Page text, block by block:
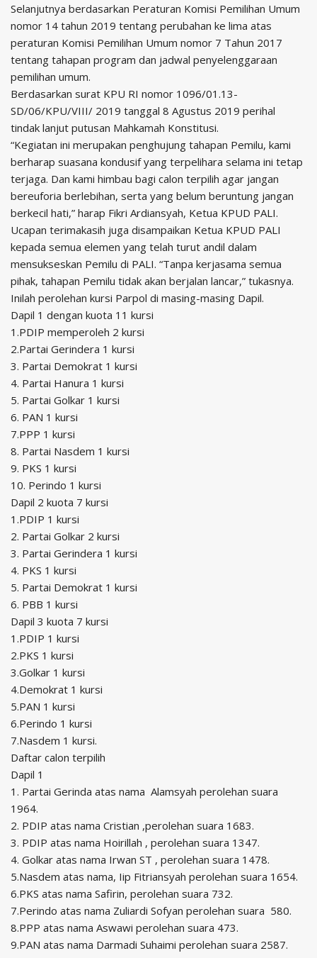
Selanjutnya berdasarkan Peraturan Komisi Pemilihan Umum
nomor 14 tahun 2019 tentang perubahan ke lima atas
peraturan Komisi Pemilihan Umum nomor 7 Tahun 2017
tentang tahapan program dan jadwal penyelenggaraan
pemilihan umum.
Berdasarkan surat KPU RI nomor 1096/01.13-
SD/06/KPU/VIII/ 2019 tanggal 8 Agustus 2019 perihal
tindak lanjut putusan Mahkamah Konstitusi.
“Kegiatan ini merupakan penghujung tahapan Pemilu, kami
berharap suasana kondusif yang terpelihara selama ini tetap
terjaga. Dan kami himbau bagi calon terpilih agar jangan
bereuforia berlebihan, serta yang belum beruntung jangan
berkecil hati,” harap Fikri Ardiansyah, Ketua KPUD PALI.
Ucapan terimakasih juga disampaikan Ketua KPUD PALI
kepada semua elemen yang telah turut andil dalam
mensukseskan Pemilu di PALI. “Tanpa kerjasama semua
pihak, tahapan Pemilu tidak akan berjalan lancar,” tukasnya.
Inilah perolehan kursi Parpol di masing-masing Dapil.
Dapil 1 dengan kuota 11 kursi
1.PDIP memperoleh 2 kursi
2.Partai Gerindera 1 kursi
3. Partai Demokrat 1 kursi
4. Partai Hanura 1 kursi
5. Partai Golkar 1 kursi
6. PAN 1 kursi
7.PPP 1 kursi
8. Partai Nasdem 1 kursi
9. PKS 1 kursi
10. Perindo 1 kursi
Dapil 2 kuota 7 kursi
1.PDIP 1 kursi
2. Partai Golkar 2 kursi
3. Partai Gerindera 1 kursi
4. PKS 1 kursi
5. Partai Demokrat 1 kursi
6. PBB 1 kursi
Dapil 3 kuota 7 kursi
1.PDIP 1 kursi
2.PKS 1 kursi
3.Golkar 1 kursi
4.Demokrat 1 kursi
5.PAN 1 kursi
6.Perindo 1 kursi
7.Nasdem 1 kursi.
Daftar calon terpilih
Dapil 1
1. Partai Gerinda atas nama Alamsyah perolehan suara
1964.
2. PDIP atas nama Cristian ,perolehan suara 1683.
3. PDIP atas nama Hoirillah , perolehan suara 1347.
4. Golkar atas nama Irwan ST , perolehan suara 1478.
5.Nasdem atas nama, Iip Fitriansyah perolehan suara 1654.
6.PKS atas nama Safirin, perolehan suara 732.
7.Perindo atas nama Zuliardi Sofyan perolehan suara 580.
8.PPP atas nama Aswawi perolehan suara 473.
9.PAN atas nama Darmadi Suhaimi perolehan suara 2587.